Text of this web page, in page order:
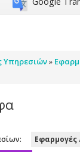
Υπηρεσιών»
Εφαρμογές